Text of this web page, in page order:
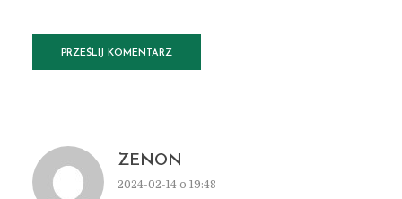
ZENON
2024-02-14 o 19:48